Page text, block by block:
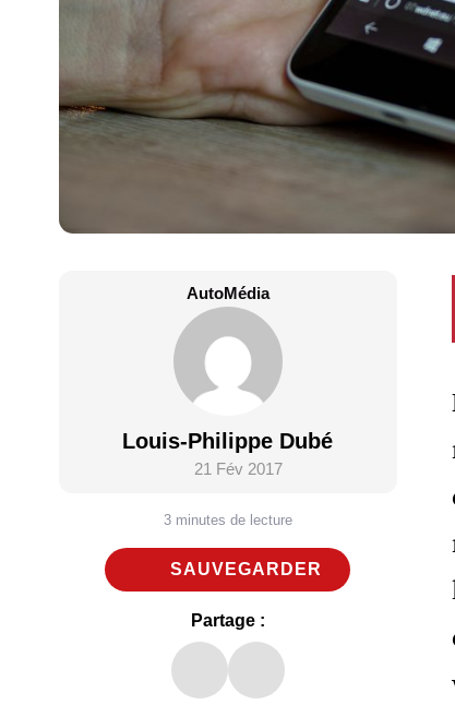
AutoMédia
Louis-Philippe Dubé
21 Fév 2017
3 minutes de lecture
SAUVEGARDER
Partage :